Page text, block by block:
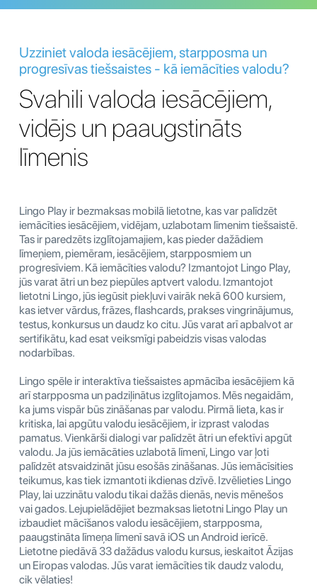
Uzziniet valoda iesācējiem, starpposma un
progresīvas tiešsaistes - kā iemācīties valodu?
Svahili valoda iesācējiem,
vidējs un paaugstināts
līmenis
Lingo Play ir bezmaksas mobilā lietotne, kas var palīdzēt
iemācīties iesācējiem, vidējam, uzlabotam līmenim tiešsaistē.
Tas ir paredzēts izglītojamajiem, kas pieder dažādiem
līmeņiem, piemēram, iesācējiem, starpposmiem un
progresīviem. Kā iemācīties valodu? Izmantojot Lingo Play,
jūs varat ātri un bez piepūles aptvert valodu. Izmantojot
lietotni Lingo, jūs iegūsit piekļuvi vairāk nekā 600 kursiem,
kas ietver vārdus, frāzes, flashcards, prakses vingrinājumus,
testus, konkursus un daudz ko citu. Jūs varat arī apbalvot ar
sertifikātu, kad esat veiksmīgi pabeidzis visas valodas
nodarbības.
Lingo spēle ir interaktīva tiešsaistes apmācība iesācējiem kā
arī starpposma un padziļinātus izglītojamos. Mēs negaidām,
ka jums vispār būs zināšanas par valodu. Pirmā lieta, kas ir
kritiska, lai apgūtu valodu iesācējiem, ir izprast valodas
pamatus. Vienkārši dialogi var palīdzēt ātri un efektīvi apgūt
valodu. Ja jūs iemācāties uzlabotā līmenī, Lingo var ļoti
palīdzēt atsvaidzināt jūsu esošās zināšanas. Jūs iemācīsities
teikumus, kas tiek izmantoti ikdienas dzīvē. Izvēlieties Lingo
Play, lai uzzinātu valodu tikai dažās dienās, nevis mēnešos
vai gados. Lejupielādējiet bezmaksas lietotni Lingo Play un
izbaudiet mācīšanos valodu iesācējiem, starpposma,
paaugstināta līmeņa līmenī savā iOS un Android ierīcē.
Lietotne piedāvā 33 dažādus valodu kursus, ieskaitot Āzijas
un Eiropas valodas. Jūs varat iemācīties tik daudz valodu,
cik vēlaties!